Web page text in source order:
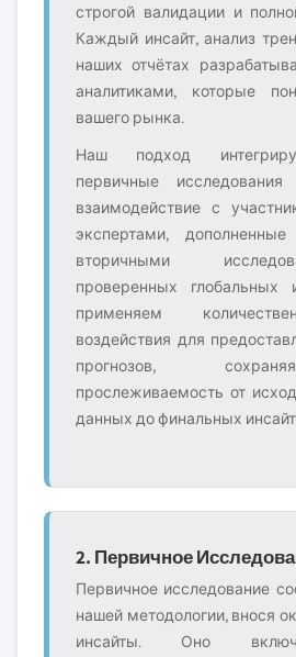
строгой валидации и
Каждый инсайт, анализ
наших отчётах
аналитиками, которые
вашего рынка.
Наш подход
первичные
взаимодействие с
экспертами, дополненные
вторичными
проверенных глобальных
применяем
воздействия для
прогнозов,
прослеживаемость от
данных до финальных
2. Первичное
Первичное исследование
нашей методологии, внося
инсайты. Оно